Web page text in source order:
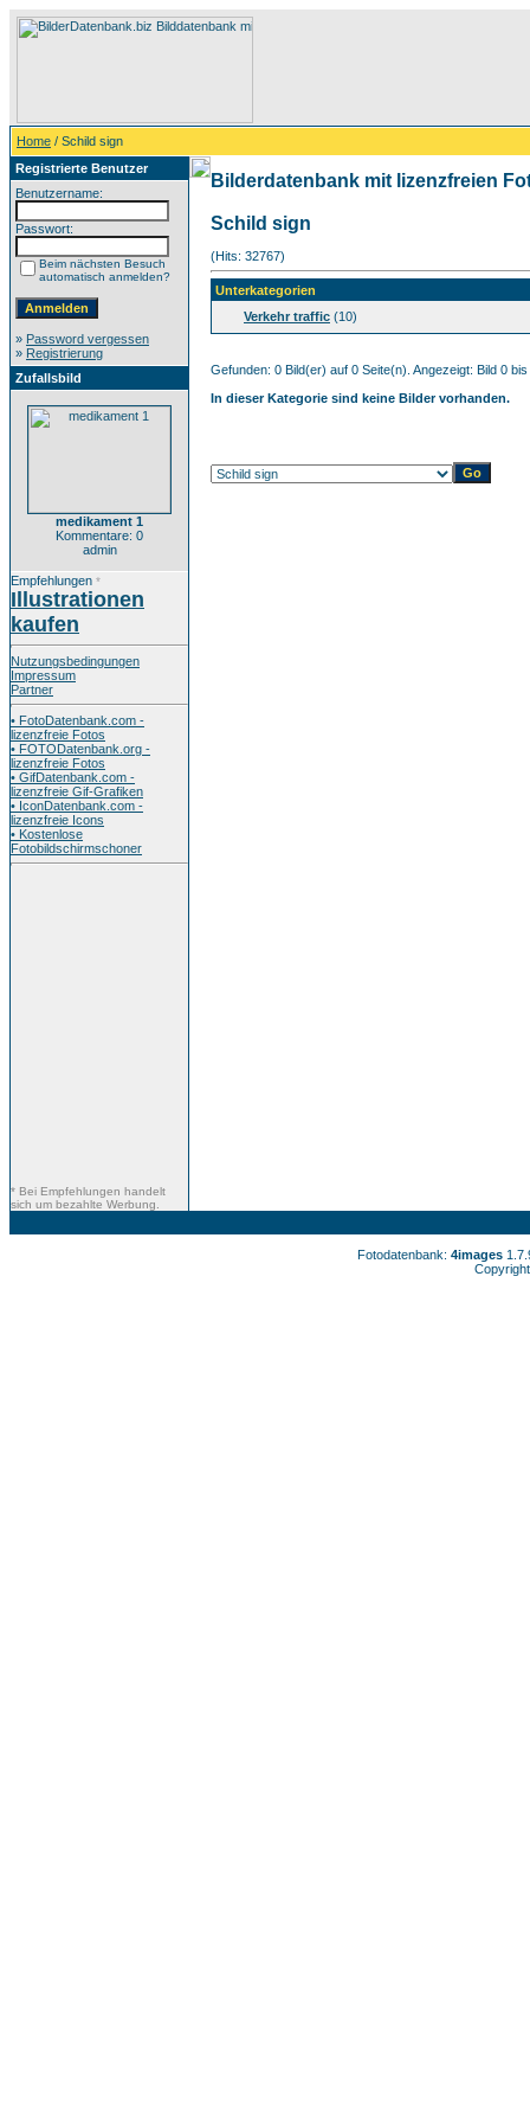
Home / Schild sign
Registrierte Benutzer
Benutzername:
Passwort:
Beim nächsten Besuch
automatisch anmelden?
» Password vergessen
» Registrierung
Zufallsbild
medikament 1
Kommentare: 0
admin
Empfehlungen *
Illustrationen
kaufen
Nutzungsbedingungen
Impressum
Partner
• FotoDatenbank.com -
lizenzfreie Fotos
• FOTODatenbank.org -
lizenzfreie Fotos
• GifDatenbank.com -
lizenzfreie Gif-Grafiken
• IconDatenbank.com -
lizenzfreie Icons
• Kostenlose
Fotobildschirmschoner
* Bei Empfehlungen handelt
sich um bezahlte Werbung.
Bilderdatenbank mit lizenzfreien
Schild sign
(Hits: 32767)
Unterkategorien
Verkehr traffic (10)
Gefunden: 0 Bild(er) auf 0 Seite(n). Angezeigt: Bild 0 bis
In dieser Kategorie sind keine Bilder vorhanden.
Fotodatenbank: 4images